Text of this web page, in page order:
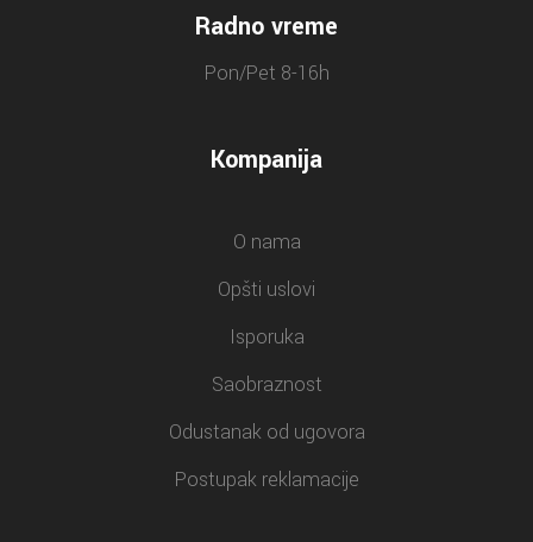
Radno vreme
Pon/Pet 8-16h
Kompanija
O nama
Opšti uslovi
Isporuka
Saobraznost
Odustanak od ugovora
Postupak reklamacije